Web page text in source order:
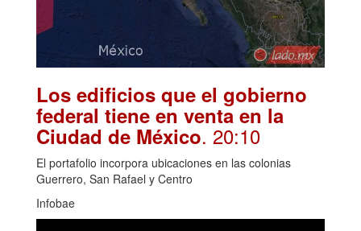
Los edificios que el gobierno
federal tiene en venta en la
Ciudad de México. 20:10
El portafolio incorpora ubicaciones en las colonias
Guerrero, San Rafael y Centro
Infobae